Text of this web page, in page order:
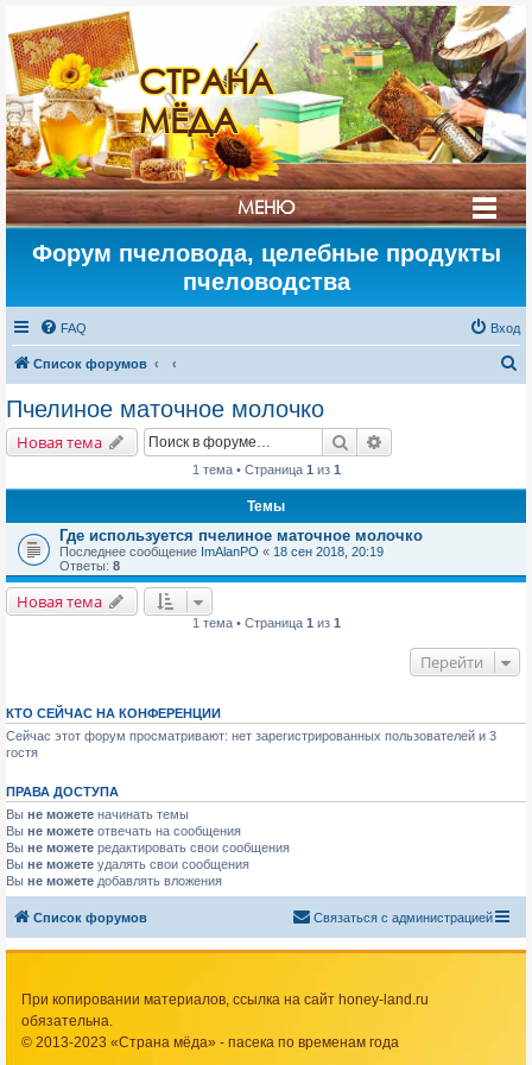
СТРАНА
МЁДА
МЕНЮ
Форум пчеловода, целебные продукты
пчеловодства
FAQ Вход
Список форумов
Пчелиное маточное молочко
Новая тема Поиск
1 тема • Страница 1 из 1
Темы
Где используется пчелиное маточное молочко
Последнее сообщение ImAlanPO « 18 сен 2018, 20:19
Ответы: 8
Новая тема
1 тема • Страница 1 из 1
Перейти
КТО СЕЙЧАС НА КОНФЕРЕНЦИИ
Сейчас этот форум просматривают: нет зарегистрированных пользователей и 3
гостя
ПРАВА ДОСТУПА
Вы не можете начинать темы
Вы не можете отвечать на сообщения
Вы не можете редактировать свои сообщения
Вы не можете удалять свои сообщения
Вы не можете добавлять вложения
Список форумов Связаться с администрацией
При копировании материалов, ссылка на сайт honey-land.ru
обязательна.
© 2013-2023 «Страна мёда» - пасека по временам года